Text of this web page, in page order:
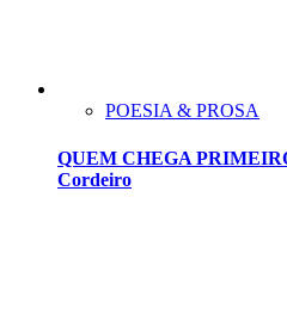
POESIA & PROSA
QUEM CHEGA
Cordeiro